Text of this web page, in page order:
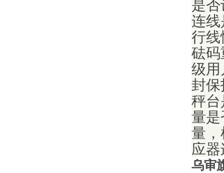
是
连线
行线
砝码
级用
封保
秤台
量是
量，
应
乌审